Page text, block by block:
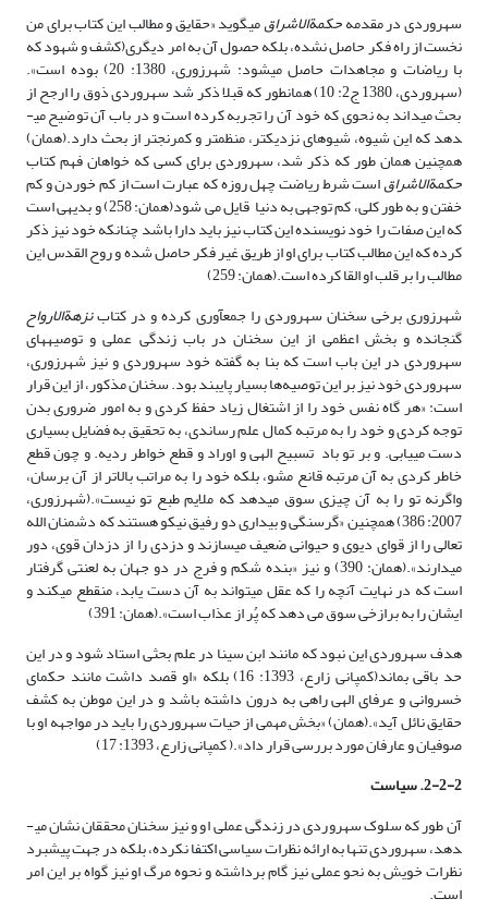
سهروردی در مقدمهحکمة­الاشراقمی­گوید «حقایق و مطالب این کتاب برای من
نخست از راه فکر حاصل نشده، بلکه حصول آن به امر دیگری(کشف و شهود که
با ریاضات و مجاهدات حاصل می­شود: شهرزوری، 1380: 20) بوده است».
(سهروردی، 1380 ج2: 10) همان­طور که قبلا ذکر شد سهروردی ذوق را ارجح از
بحث می­داند به نحوی که خود آن را تجربه کرده است و در باب آن توضیح می­
دهد که این شیوه، شیوه­ای نزدیک­تر، منظم­تر و کم­رنج­تر از بحث دارد.(همان)
همچنین همان طور که ذکر شد، سهروردی برای کسی که خواهان فهم کتاب
حکمة­الاشراقاست شرط ریاضت چهل روزه که عبارت است از کم خوردن و کم
خفتن و به طور کلی، کم توجهی به دنیا قایل می شود(همان: 258) و بدیهی است
که این صفات را خود نویسنده این کتاب نیز باید دارا باشد چنانکه خود نیز ذکر
کرده که این مطالب کتاب برای او از طریق غیر فکر حاصل شده و روح القدس این
مطالب را بر قلب او القا کرده است.(همان: 259)
شهرزوری برخی سخنان سهروردی را جمع­آوری کرده و در کتابنزهة­الارواح
گنجانده و بخش اعظمی از این سخنان در باب زندگی عملی و توصیه­های
سهروردی در این باب است که بنا به گفته خود سهروردی و نیز شهرزوری،
سهروردی خود نیز بر این توصیه‌ها بسیار پایبند بود. سخنان مذکور، از این قرار
است: «هر گاه نفس خود را از اشتغال­ زیاد حفظ کردی و به امور ضروری بدن
توجه کردی و خود را به مرتبه کمال علم رساندی، به تحقیق به فضایل بسیاری
دست می­یابی. و بر تو باد تسبیح الهی و اوراد و قطع خواطر ردیه. و چون قطع
خاطر کردی به آن مرتبه قانع مشو، بلکه خود را به مراتب بالاتر از آن برسان،
واگرنه تو را به آن چیزی سوق می­دهد که ملایم طبع تو نیست».(شهرزوری،
2007: 386) همچنین «گرسنگی و بیداری دو رفیق نیکو هستند که دشمنان الله
تعالی را از قوای دیوی و حیوانی ضعیف می­سازند و دزدی را از دزدان قوی، دور
می­دارند».(همان: 390) و نیز «بنده شکم و فرج در دو جهان به لعنتی گرفتار
است که در نهایت آنچه را که عقل می­تواند به آن دست یابد، منقطع می­کند و
ایشان را به برازخی سوق می دهد که پُر از عذاب است».(همان: 391)
هدف سهروردی این نبود که مانند ابن سینا در علم بحثی استاد شود و در این
حد باقی بماند(کمپانی زارع، 1393: 16) بلکه «او قصد داشت مانند حکمای
خسروانی و عرفای الهی راهی به درون داشته باشد و در این موطن به کشف
حقایق نائل آید».(همان) «بخش مهمی از حیات سهروردی را باید در مواجهه او با
صوفیان و عارفان مورد بررسی قرار داد».( کمپانی زارع، 1393: 17)
2-2-2. سیاست
آن طور که سلوک سهروردی در زندگی عملی او و نیز سخنان محققان نشان می­
دهد، سهروردی تنها به ارائه نظرات سیاسی اکتفا نکرده، بلکه در جهت پیشبرد
نظرات خویش به نحو عملی نیز گام برداشته و نحوه مرگ او نیز گواه بر این امر
است.